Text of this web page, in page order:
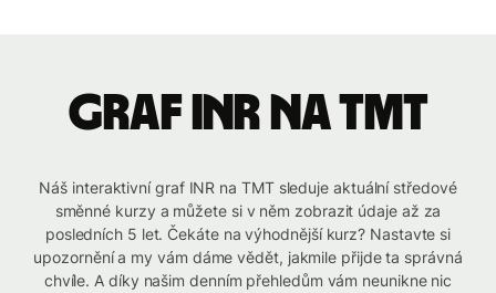
graf INR na TMT
Náš interaktivní graf INR na TMT sleduje aktuální středové
směnné kurzy a můžete si v něm zobrazit údaje až za
posledních 5 let. Čekáte na výhodnější kurz? Nastavte si
upozornění a my vám dáme vědět, jakmile přijde ta správná
chvíle. A díky našim denním přehledům vám neunikne nic